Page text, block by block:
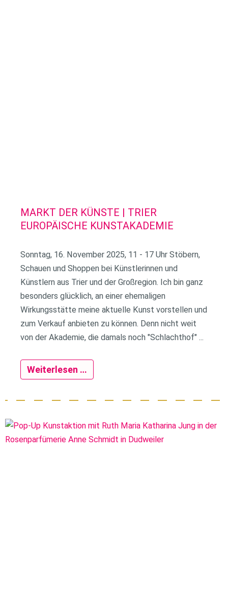
MARKT DER KÜNSTE | TRIER
EUROPÄISCHE KUNSTAKADEMIE
Sonntag, 16. November 2025, 11 - 17 Uhr Stöbern,
Schauen und Shoppen bei Künstlerinnen und
Künstlern aus Trier und der Großregion. Ich bin ganz
besonders glücklich, an einer ehemaligen
Wirkungsstätte meine aktuelle Kunst vorstellen und
zum Verkauf anbieten zu können. Denn nicht weit
von der Akademie, die damals noch "Schlachthof" ...
Weiterlesen …